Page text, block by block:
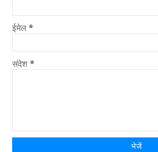
ईमेल*
संदेश *